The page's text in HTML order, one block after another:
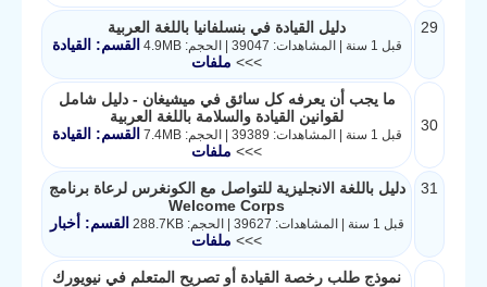
29 دليل القيادة في بنسلفانيا باللغة العربية
قبل 1 سنة | المشاهدات: 39047 | الحجم: 4.9MB
القسم: القيادة
>>> ملفات
30
ما يجب أن يعرفه كل سائق في ميشيغان - دليل شامل
لقوانين القيادة والسلامة باللغة العربية
قبل 1 سنة | المشاهدات: 39389 | الحجم: 7.4MB
القسم: القيادة
>>> ملفات
31
دليل باللغة الانجليزية للتواصل مع الكونغرس لرعاة برنامج
Welcome Corps
قبل 1 سنة | المشاهدات: 39627 | الحجم: 288.7KB
القسم: أخبار
>>> ملفات
نموذج طلب رخصة القيادة أو تصريح المتعلم في نيويورك